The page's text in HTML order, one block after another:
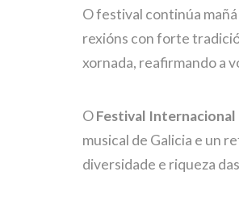
O festival continúa
rexións con forte
xornada, reafirmando a
OFestival
musical de Galicia e un
diversidade e riqueza